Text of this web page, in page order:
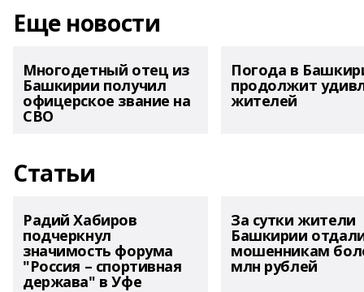
Еще новости
Многодетный отец из
Башкирии получил
офицерское звание на
СВО
Погода в
продолжит
жителей
Статьи
Радий Хабиров
подчеркнул
значимость форума
"Россия – спортивная
держава" в Уфе
За сутки жители
Башкирии
мошенникам
млн рублей